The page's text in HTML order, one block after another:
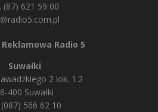
(87) 621 59 00
Radio 5
Suwałki
2 lok. 1.2
400 Suwałki
566 62 10